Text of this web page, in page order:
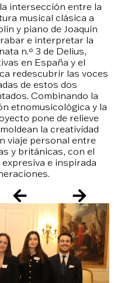
intersección entre la
musical clásica a
y piano de Joaquín
e interpretar la
n.º 3 de Delius,
en España y el
redescubrir las voces
de estos dos
Combinando la
etnomusicológica y la
pone de relieve
la creatividad
viaje personal entre
y británicas, con el
e inspirada